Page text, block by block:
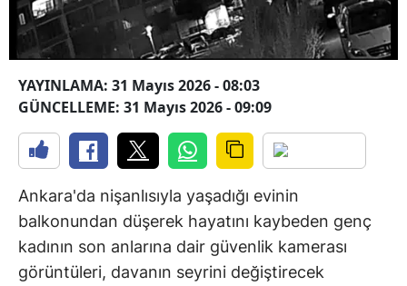
YAYINLAMA: 31 Mayıs 2026 - 08:03
GÜNCELLEME: 31 Mayıs 2026 - 09:09
Ankara'da nişanlısıyla yaşadığı evinin
balkonundan düşerek hayatını kaybeden genç
kadının son anlarına dair güvenlik kamerası
görüntüleri, davanın seyrini değiştirecek